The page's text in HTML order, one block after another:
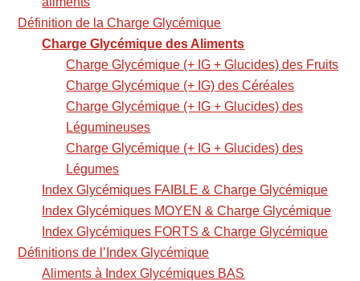
Définition de la Charge Glycémique
Charge Glycémique des Aliments
Charge Glycémique (+ IG + Glucides) des Fruits
Charge Glycémique (+ IG) des Céréales
Charge Glycémique (+ IG + Glucides) des
Légumineuses
Charge Glycémique (+ IG + Glucides) des
Légumes
Index Glycémiques FAIBLE & Charge Glycémique
Index Glycémiques MOYEN & Charge Glycémique
Index Glycémiques FORTS & Charge Glycémique
Définitions de l’Index Glycémique
Aliments à Index Glycémiques BAS